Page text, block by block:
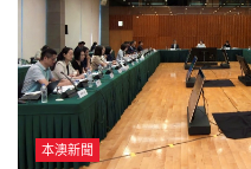
本澳新聞